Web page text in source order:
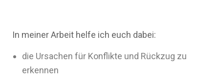
In meiner Arbeit helfe ich euch dabei:
die Ursachen für Konflikte und Rückzug zu
erkennen